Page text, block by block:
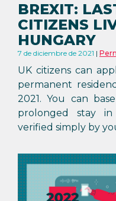
BREXIT:
CITIZENS
HUNGARY
7 de diciembre de 2021
UK citizens can
permanent
2021. You can
prolonged stay
verified simply by